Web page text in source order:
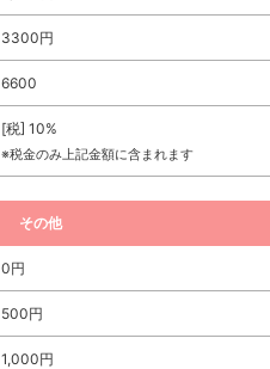
3300円
6600
[税] 10%
※税金のみ上記金額に含まれます
その他
0円
500円
1,000円